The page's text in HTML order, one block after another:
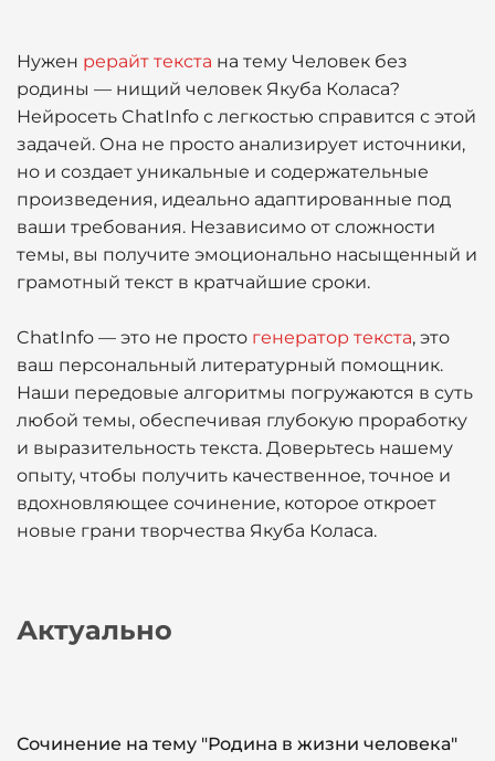
Нужен рерайт текста на тему Человек без
родины — нищий человек Якуба Коласа?
Нейросеть ChatInfo с легкостью справится с этой
задачей. Она не просто анализирует источники,
но и создает уникальные и содержательные
произведения, идеально адаптированные под
ваши требования. Независимо от сложности
темы, вы получите эмоционально насыщенный и
грамотный текст в кратчайшие сроки.
ChatInfo — это не просто генератор текста, это
ваш персональный литературный помощник.
Наши передовые алгоритмы погружаются в суть
любой темы, обеспечивая глубокую проработку
и выразительность текста. Доверьтесь нашему
опыту, чтобы получить качественное, точное и
вдохновляющее сочинение, которое откроет
новые грани творчества Якуба Коласа.
Актуально
Сочинение на тему "Родина в жизни человека"